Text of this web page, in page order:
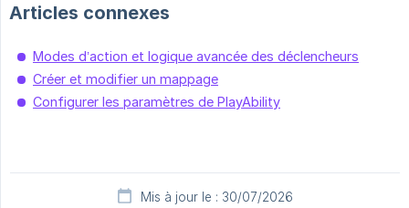
Articles connexes
Modes d’action et logique avancée des déclencheurs
Créer et modifier un mappage
Configurer les paramètres de PlayAbility
Mis à jour le : 30/07/2026